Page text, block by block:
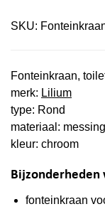
SKU:
Fonteinkraan,
merk: Lilium
type: Rond
materiaal: messing
kleur: chroom
Bijzonderheden
fonteinkraan